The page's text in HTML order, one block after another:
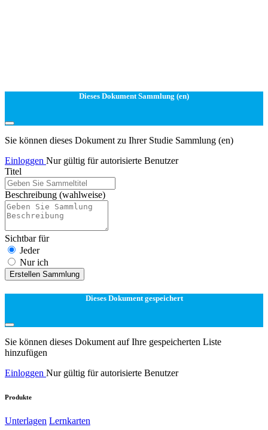
Dieses Dokument Sammlung (en)
Sie können dieses Dokument zu Ihrer Studie Sammlung (en)
Einloggen Nur gültig für autorisierte Benutzer
Titel
Beschreibung (wahlweise)
Sichtbar für
Jeder
Nur ich
Erstellen Sammlung
Dieses Dokument gespeichert
Sie können dieses Dokument auf Ihre gespeicherten Liste
hinzufügen
Einloggen Nur gültig für autorisierte Benutzer
Produkte
Unterlagen Lernkarten